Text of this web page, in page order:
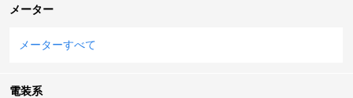
メーター
メーターすべて
電装系